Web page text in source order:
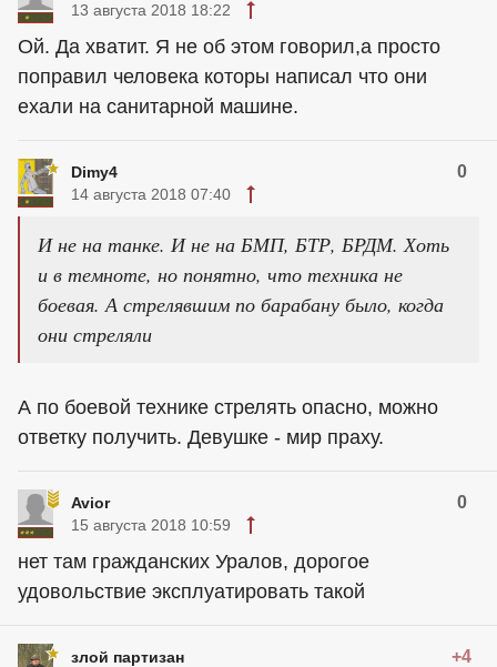
13 августа 2018 18:22
Ой. Да хватит. Я не об этом говорил,а просто
поправил человека которы написал что они
ехали на санитарной машине.
Dimy4 0
14 августа 2018 07:40
И не на танке. И не на БМП, БТР, БРДМ. Хоть
и в темноте, но понятно, что техника не
боевая. А стрелявшим по барабану было, когда
они стреляли
А по боевой технике стрелять опасно, можно
ответку получить. Девушке - мир праху.
Avior 0
15 августа 2018 10:59
нет там гражданских Уралов, дорогое
удовольствие эксплуатировать такой
злой партизан +4